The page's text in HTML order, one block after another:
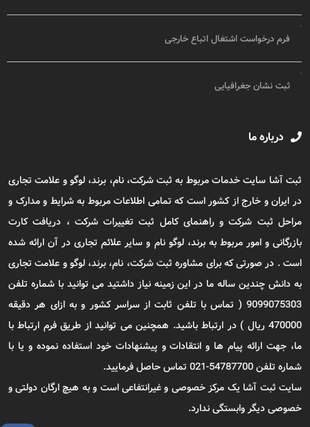
فرم درخواست اشتغال اتباع خارجی
ثبت نشان جغرافیایی
درباره ما
ثبت آشا سایت خدمات مربوط به ثبت شرکت، نام، برند، لوگو و علامت تجاری
در ایران و خارج از کشور است که تمامی اطلاعات مربوط به شرایط و مدارک و
مراحل ثبت شرکت و راهنمای کامل ثبت تغییرات شرکت ، دریافت کارت
بازرگانی و امور مربوط به برند، لوگو نام و سایر علائم تجاری در آن ارائه شده
است . در صورتی که برای مشاوره ثبت شرکت، نام، برند، لوگو و علامت تجاری
به دانش چندین ساله ما در این زمینه نیاز داشتید می توانید با شماره تلفن
9099075303 ( تماس با تلفن ثابت از سراسر کشور و به ازای هر دقیقه
470000 ریال ) در ارتباط باشید. همچنین می توانید از طریق فرم ارتباط با
ما، جهت ارائه پیام ها و انتقادات و پیشنهادات خود استفاده نموده و یا با
شماره تلفن 54787700-021 تماس حاصل فرمایید.
سایت ثبت آشا یک مرکز خصوصی و غیرانتفاعی است و به هیچ ارگان دولتی و
خصوصی دیگر وابستگی ندارد.